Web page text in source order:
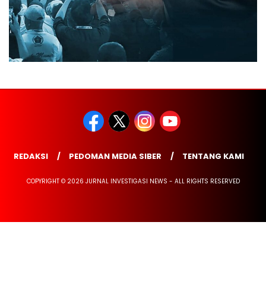
REDAKSI PEDOMAN MEDIA SIBER TENTANG KAMI
COPYRIGHT © 2026 JURNAL INVESTIGASI NEWS - ALL RIGHTS RESERVED